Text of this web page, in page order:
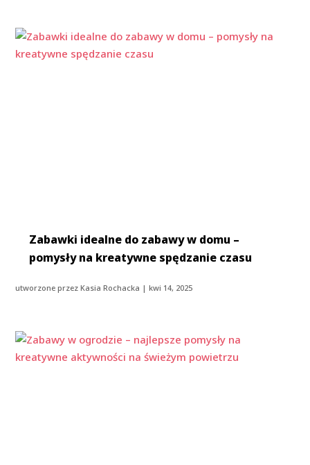
Zabawki idealne do zabawy w domu –
pomysły na kreatywne spędzanie czasu
utworzone przezKasia Rochacka |kwi 14, 2025